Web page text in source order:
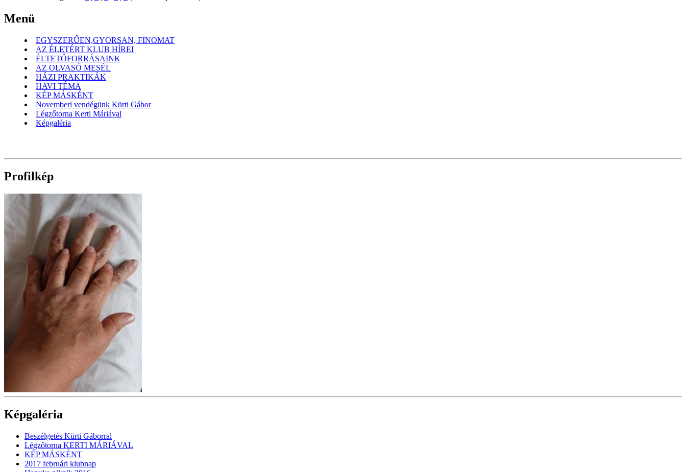
Menü
EGYSZERŰEN,GYORSAN, FINOMAT
AZ ÉLETÉRT KLUB HÍREI
ÉLTETŐFORRÁSAINK
AZ OLVASÓ MESÉL
HÁZI PRAKTIKÁK
HAVI TÉMA
KÉP MÁSKÉNT
Novemberi vendégünk Kürti Gábor
Légzőtorna Kerti Máriával
Képgaléria
Profilkép
Képgaléria
Beszélgetés Kürti Gáborral
Légzőtorna KERTI MÁRIÁVAL
KÉP MÁSKÉNT
2017 februári klubnap